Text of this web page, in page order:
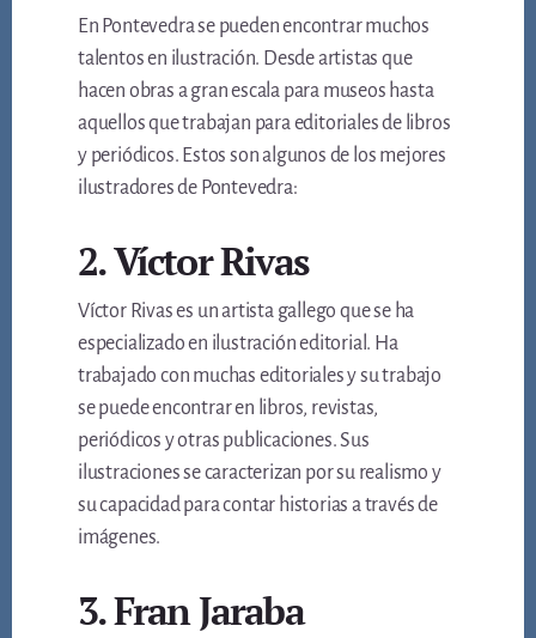
En Pontevedra se pueden encontrar muchos
talentos en ilustración. Desde artistas que
hacen obras a gran escala para museos hasta
aquellos que trabajan para editoriales de libros
y periódicos. Estos son algunos de los mejores
ilustradores de Pontevedra:
2. Víctor Rivas
Víctor Rivas es un artista gallego que se ha
especializado en ilustración editorial. Ha
trabajado con muchas editoriales y su trabajo
se puede encontrar en libros, revistas,
periódicos y otras publicaciones. Sus
ilustraciones se caracterizan por su realismo y
su capacidad para contar historias a través de
imágenes.
3. Fran Jaraba